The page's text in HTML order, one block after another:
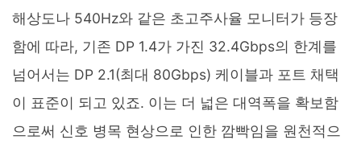
해상도나 540Hz와 같은 초고주사율 모니터가 등장
함에 따라, 기존 DP 1.4가 가진 32.4Gbps의 한계를
넘어서는 DP 2.1(최대 80Gbps) 케이블과 포트 채택
이 표준이 되고 있죠. 이는 더 넓은 대역폭을 확보함
으로써 신호 병목 현상으로 인한 깜빡임을 원천적으